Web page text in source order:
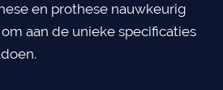
en prothese nauwkeurig
aan de unieke specificaties